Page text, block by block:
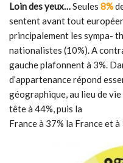
Loin des yeux…Seules 8%
sentent avant tout
principalement les sympa-
nationalistes (10%). A
gauche plafonnent à 3%.
d’appartenance répond
géographique, au lieu de
tête à 44%, puis la
France à 37% la France et